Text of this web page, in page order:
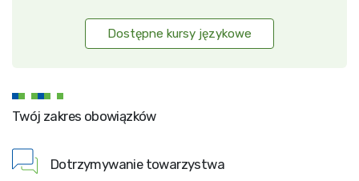
Dostępne kursy językowe
Twój zakres obowiązków
Dotrzymywanie towarzystwa